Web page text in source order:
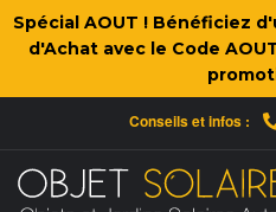
Spécial AOUT ! Bénéficiez
d'Achat avec le Code
Conseils et infos :